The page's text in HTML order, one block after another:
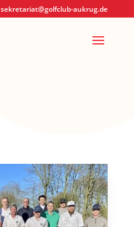
sekretariat@golfclub-aukrug.de